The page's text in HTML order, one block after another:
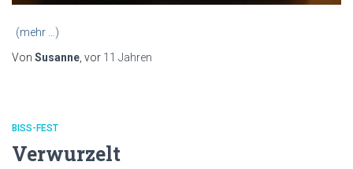
(mehr …)
Von Susanne, vor 11 Jahren
BISS-FEST
Verwurzelt